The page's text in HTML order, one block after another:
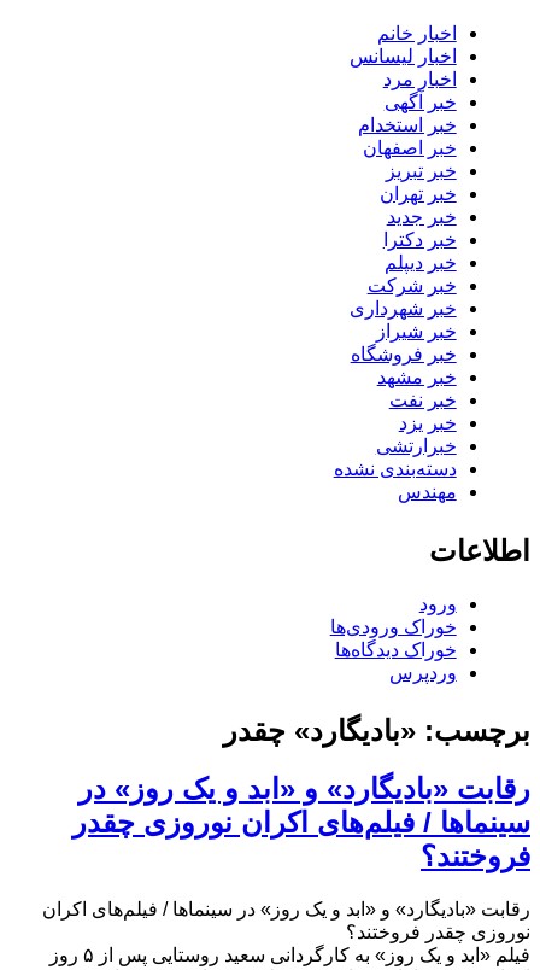
اخبار خانم
اخبار لیسانس
اخبار مرد
خبر آگهی
خبر استخدام
خبر اصفهان
خبر تبریز
خبر تهران
خبر جدید
خبر دکترا
خبر دیپلم
خبر شرکت
خبر شهرداری
خبر شیراز
خبر فروشگاه
خبر مشهد
خبر نفت
خبر یزد
خبرارتشی
دسته‌بندی نشده
مهندس
اطلاعات
ورود
خوراک ورودی‌ها
خوراک دیدگاه‌ها
وردپرس
برچسب: «بادیگارد» چقدر
رقابت «بادیگارد» و «ابد و یک روز» در
سینما‌ها / فیلم‌های اکران نوروزی چقدر
فروختند؟
رقابت «بادیگارد» و «ابد و یک روز» در سینما‌ها / فیلم‌های اکران
نوروزی چقدر فروختند؟
فیلم «ابد و یک روز» به کارگردانی سعید روستایی پس از ۵ روز